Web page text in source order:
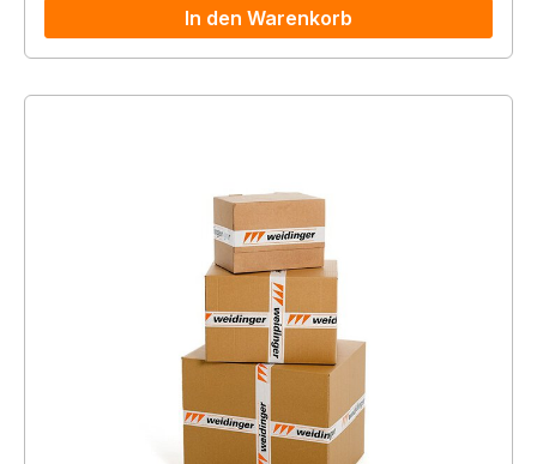
In den Warenkorb